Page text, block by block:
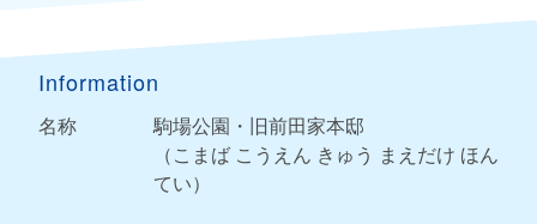
Information
名称
駒場公園・旧前田家本邸
（こまば こうえん きゅう まえだけ ほん
てい）